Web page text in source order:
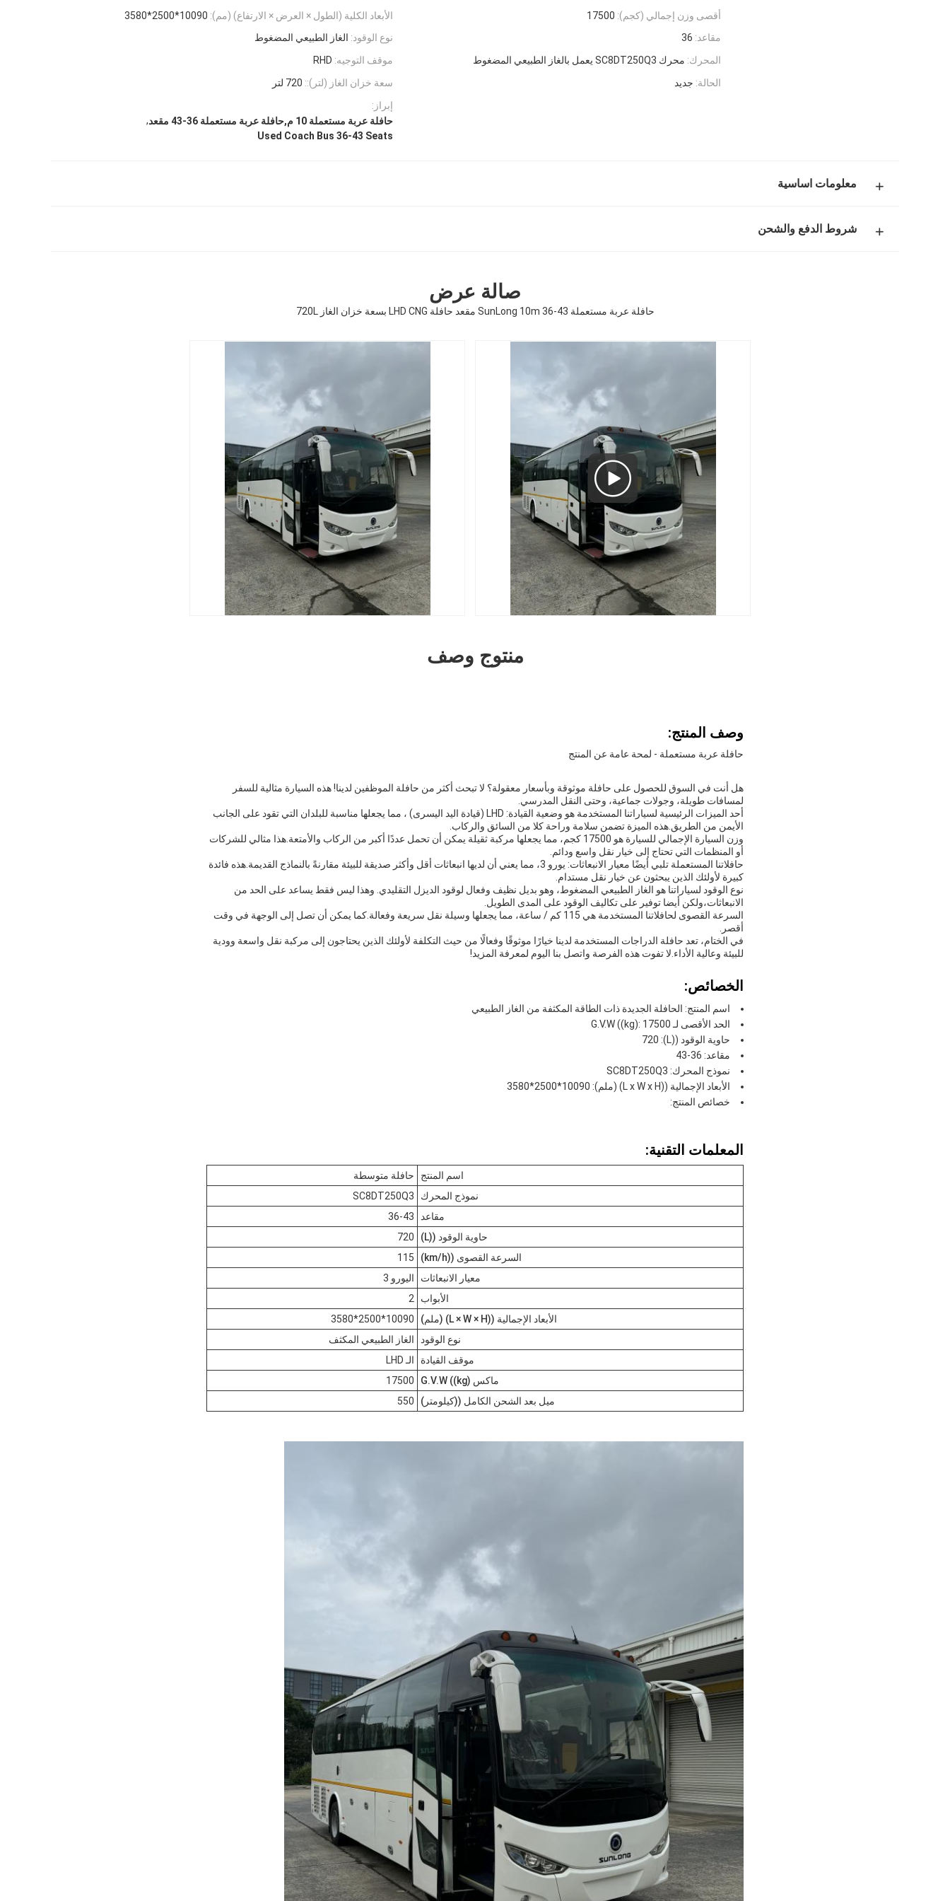
الأبعاد الكلية (الطول × العرض × الارتفاع) (مم): 10090*2500*3580 أقصى وزن إجمالي (كجم): 17500
نوع الوقود: الغاز الطبيعي المضغوط مقاعد: 36
موقف التوجيه: RHD المحرك: محرك SC8DT250Q3 يعمل بالغاز الطبيعي المضغوط
سعة خزان الغاز (لتر):: 720 لتر الحالة: جديد
إبراز:
حافلة عربة مستعملة 10 م,حافلة عربة مستعملة 36-43 مقعد
,
Used Coach Bus 36-43 Seats
معلومات اساسية
شروط الدفع والشحن
صالة عرض
حافلة عربة مستعملة SunLong 10m 36-43 مقعد حافلة LHD CNG بسعة خزان الغاز 720L
منتوج وصف
وصف المنتج:
حافلة عربة مستعملة - لمحة عامة عن المنتج
هل أنت في السوق للحصول على حافلة موثوقة وبأسعار معقولة؟ لا تبحث أكثر من حافلة الموظفين لدينا! هذه السيارة مثالية للسفر
لمسافات طويلة، وجولات جماعية، وحتى النقل المدرسي.
أحد الميزات الرئيسية لسياراتنا المستخدمة هو وضعية القيادة: LHD (قيادة اليد اليسرى) ، مما يجعلها مناسبة للبلدان التي تقود على الجانب
الأيمن من الطريق.هذه الميزة تضمن سلامة وراحة كلا من السائق والركاب.
وزن السيارة الإجمالي للسيارة هو 17500 كجم، مما يجعلها مركبة ثقيلة يمكن أن تحمل عددًا أكبر من الركاب والأمتعة.هذا مثالي للشركات
أو المنظمات التي تحتاج إلى خيار نقل واسع ودائم.
حافلاتنا المستعملة تلبي أيضًا معيار الانبعاثات: يورو 3، مما يعني أن لديها انبعاثات أقل وأكثر صديقة للبيئة مقارنةً بالنماذج القديمة.هذه فائدة
كبيرة لأولئك الذين يبحثون عن خيار نقل مستدام.
نوع الوقود لسياراتنا هو الغاز الطبيعي المضغوط، وهو بديل نظيف وفعال لوقود الديزل التقليدي. وهذا ليس فقط يساعد على الحد من
الانبعاثات،ولكن أيضا توفير على تكاليف الوقود على المدى الطويل.
السرعة القصوى لحافلاتنا المستخدمة هي 115 كم / ساعة، مما يجعلها وسيلة نقل سريعة وفعالة.كما يمكن أن تصل إلى الوجهة في وقت
أقصر.
في الختام، تعد حافلة الدراجات المستخدمة لدينا خيارًا موثوقًا وفعالًا من حيث التكلفة لأولئك الذين يحتاجون إلى مركبة نقل واسعة وودية
للبيئة وعالية الأداء.لا تفوت هذه الفرصة واتصل بنا اليوم لمعرفة المزيد!
الخصائص:
اسم المنتج: الحافلة الجديدة ذات الطاقة المكثفة من الغاز الطبيعي
الحد الأقصى لـ G.V.W ((kg): 17500
حاوية الوقود ((L): 720
مقاعد: 36-43
نموذج المحرك: SC8DT250Q3
الأبعاد الإجمالية ((L x W x H) (ملم): 10090*2500*3580
خصائص المنتج:
المعلمات التقنية:
اسم المنتج
حافلة متوسطة
نموذج المحرك
SC8DT250Q3
مقاعد
36-43
حاوية الوقود ((L)
720
السرعة القصوى ((km/h)
115
معيار الانبعاثات
اليورو 3
الأبواب
2
الأبعاد الإجمالية ((L × W × H) (ملم)
10090*2500*3580
نوع الوقود
الغاز الطبيعي المكثف
موقف القيادة
الـ LHD
ماكس G.V.W ((kg)
17500
ميل بعد الشحن الكامل ((كيلومتر)
550